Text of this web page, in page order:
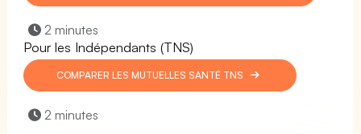
2 minutes
Pour les Indépendants (TNS)
COMPARER LES MUTUELLES SANTÉ TNS
2 minutes